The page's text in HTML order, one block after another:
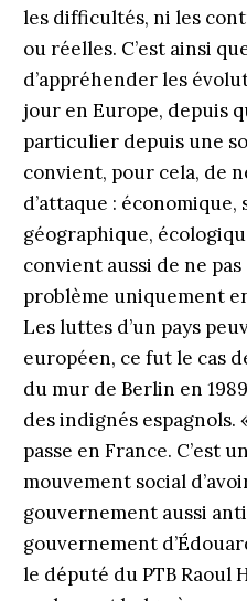
les difficultés, ni les
ou réelles. C’est ainsi
d’appréhender les
jour en Europe, depuis
particulier depuis une
convient, pour cela, de
d’attaque :
géographique,
convient aussi de ne
problème uniquement
Les luttes d’un pays
européen, ce fut le cas
du mur de Berlin en
des indignés espagnols.
passe en France. C’est
mouvement social
gouvernement aussi
gouvernement
le député du PTB Raoul